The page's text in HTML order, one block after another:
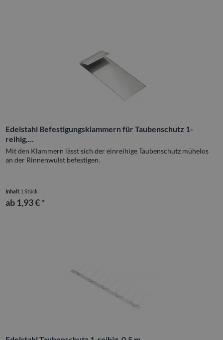
Edelstahl Befestigungsklammern für Taubenschutz 1-
reihig,...
Mit den Klammern lässt sich der einreihige Taubenschutz mühelos
an der Rinnenwulst befestigen.
Inhalt 1 Stück
ab 1,93 € *